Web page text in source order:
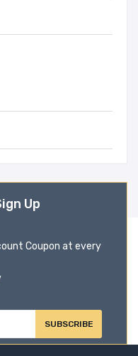
Up
Coupon at every
SUBSCRIBE